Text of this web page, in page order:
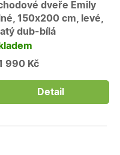
dveře Emily
150x200 cm, levé,
dub-bílá
990 Kč
Detail